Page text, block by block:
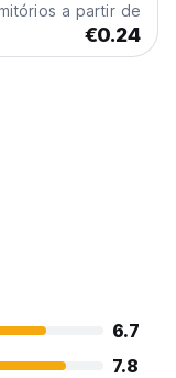
a partir de
€0.24
6.7
7.8